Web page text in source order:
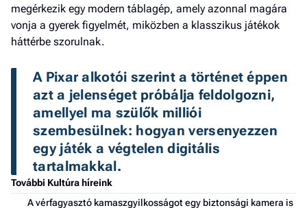
megérkezik egy modern táblagép, amely azonnal magára
vonja a gyerek figyelmét, miközben a klasszikus játékok
háttérbe szorulnak.
A Pixar alkotói szerint a történet éppen
azt a jelenséget próbálja feldolgozni,
amellyel ma szülők milliói
szembesülnek: hogyan versenyezzen
egy játék a végtelen digitális
tartalmakkal.
További Kultúra híreink
A vérfagyasztó kamaszgyilkosságot egy biztonsági kamera is